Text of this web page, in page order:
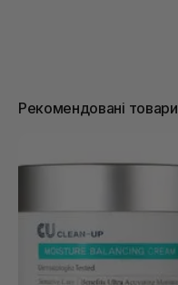
Рекомендовані товари